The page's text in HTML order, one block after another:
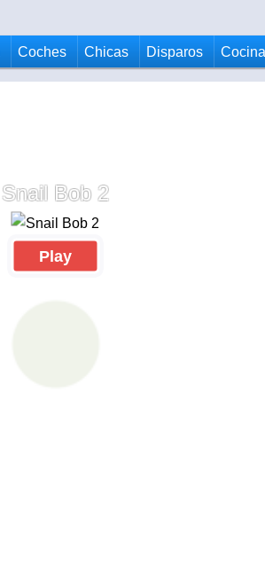
Coches Chicas Disparos Cocina
Snail Bob 2
Play